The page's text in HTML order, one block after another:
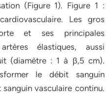
(Figure 1). Figure 1 :
Les gros
et ses principales
élastiques, aussi
(diamètre : 1 à β,5 cm).
le débit sanguin
vasculaire continu.